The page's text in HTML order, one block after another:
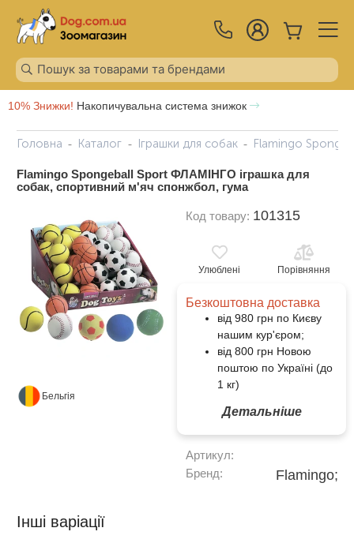
10% Знижки! Накопичувальна система знижок
Головна Каталог Іграшки для собак Flamingo
Flamingo Spongeball Sport ФЛАМІНГО іграшка для
собак, спортивний м'яч спонжбол, гума
Бельгія
Код товару: 101315
Улюблені Порівняння
Безкоштовна доставка
від 980 грн по Києву
нашим кур'єром;
від 800 грн Новою
поштою по Україні (до
1 кг)
Детальніше
Артикул:
Бренд:
Flamingo;
Інші варіації